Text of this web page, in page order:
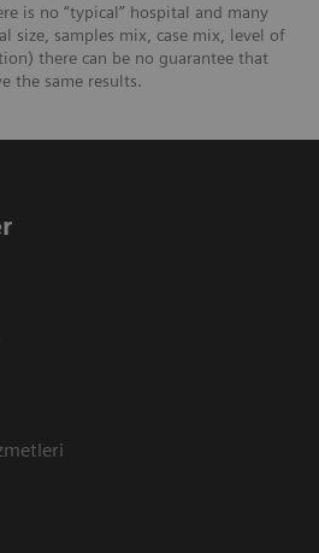
is no “typical” hospital and many
size, samples mix, case mix, level of
there can be no guarantee that
the same results.